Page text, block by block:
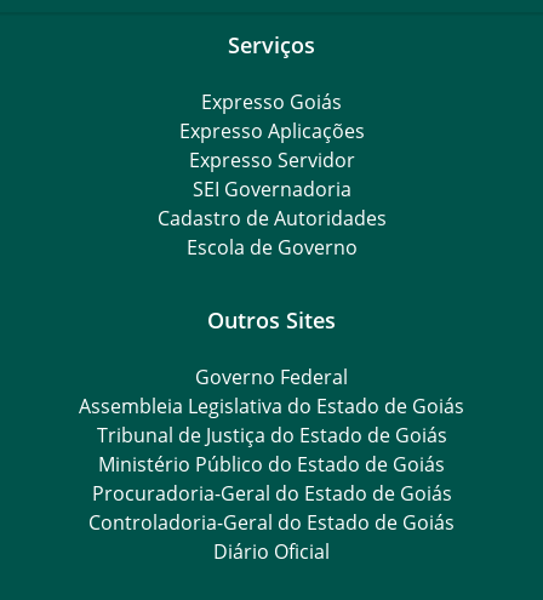
Serviços
Expresso Goiás
Expresso Aplicações
Expresso Servidor
SEI Governadoria
Cadastro de Autoridades
Escola de Governo
Outros Sites
Governo Federal
Assembleia Legislativa do Estado de Goiás
Tribunal de Justiça do Estado de Goiás
Ministério Público do Estado de Goiás
Procuradoria-Geral do Estado de Goiás
Controladoria-Geral do Estado de Goiás
Diário Oficial